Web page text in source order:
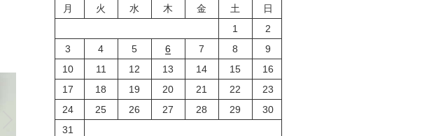
月
火 水 木 金 土
日
1
2
3
4 5 6 7 8
9
10
11 12 13 14 15
16
17
18 19 20 21 22
23
24
25 26 27 28 29
30
31